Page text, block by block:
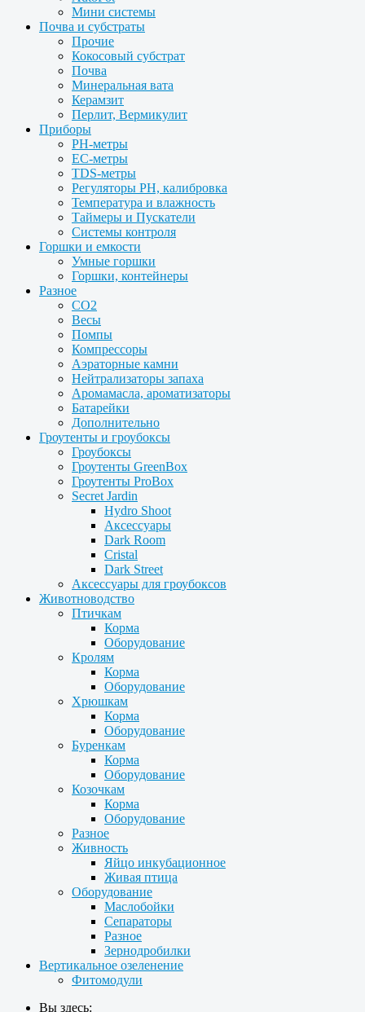
Мини системы
Почва и субстраты
Прочие
Кокосовый субстрат
Почва
Минеральная вата
Керамзит
Перлит, Вермикулит
Приборы
PH-метры
EC-метры
TDS-метры
Регуляторы PH, калибровка
Температура и влажность
Таймеры и Пускатели
Системы контроля
Горшки и емкости
Умные горшки
Горшки, контейнеры
Разное
CO2
Весы
Помпы
Компрессоры
Аэраторные камни
Нейтрализаторы запаха
Аромамасла, ароматизаторы
Батарейки
Дополнительно
Гроутенты и гроубоксы
Гроубоксы
Гроутенты GreenBox
Гроутенты ProBox
Secret Jardin
Hydro Shoot
Аксессуары
Dark Room
Cristal
Dark Street
Аксессуары для гроубоксов
Животноводство
Птичкам
Корма
Оборудование
Кролям
Корма
Оборудование
Хрюшкам
Корма
Оборудование
Буренкам
Корма
Оборудование
Козочкам
Корма
Оборудование
Разное
Живность
Яйцо инкубационное
Живая птица
Оборудование
Маслобойки
Сепараторы
Разное
Зернодробилки
Вертикальное озеленение
Фитомодули
Вы здесь: